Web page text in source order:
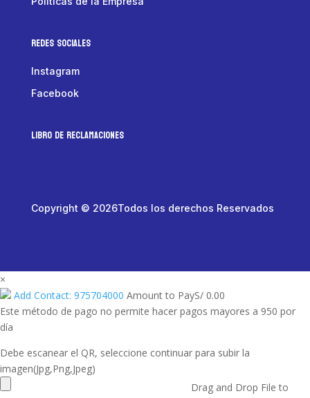
Redes Sociales
Instagram
Facebook
LIBRO DE RECLAMACIONES
Copyright © 2026Todos los derechos Reservados
×
Add Contact: 975704000 Amount to PayS/ 0.00
Este método de pago no permite hacer pagos mayores a 950 por
día
Debe escanear el QR, seleccione continuar para subir la
imagen(Jpg,Png,Jpeg)
Drag and Drop File to